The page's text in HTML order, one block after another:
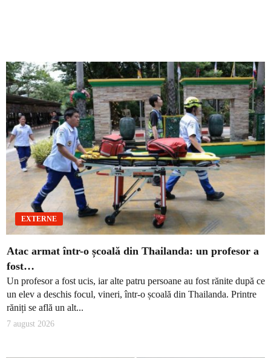
EXTERNE
Atac armat într-o școală din Thailanda: un profesor a
fost…
Un profesor a fost ucis, iar alte patru persoane au fost rănite după ce
un elev a deschis focul, vineri, într-o școală din Thailanda. Printre
răniți se află un alt...
7 august 2026